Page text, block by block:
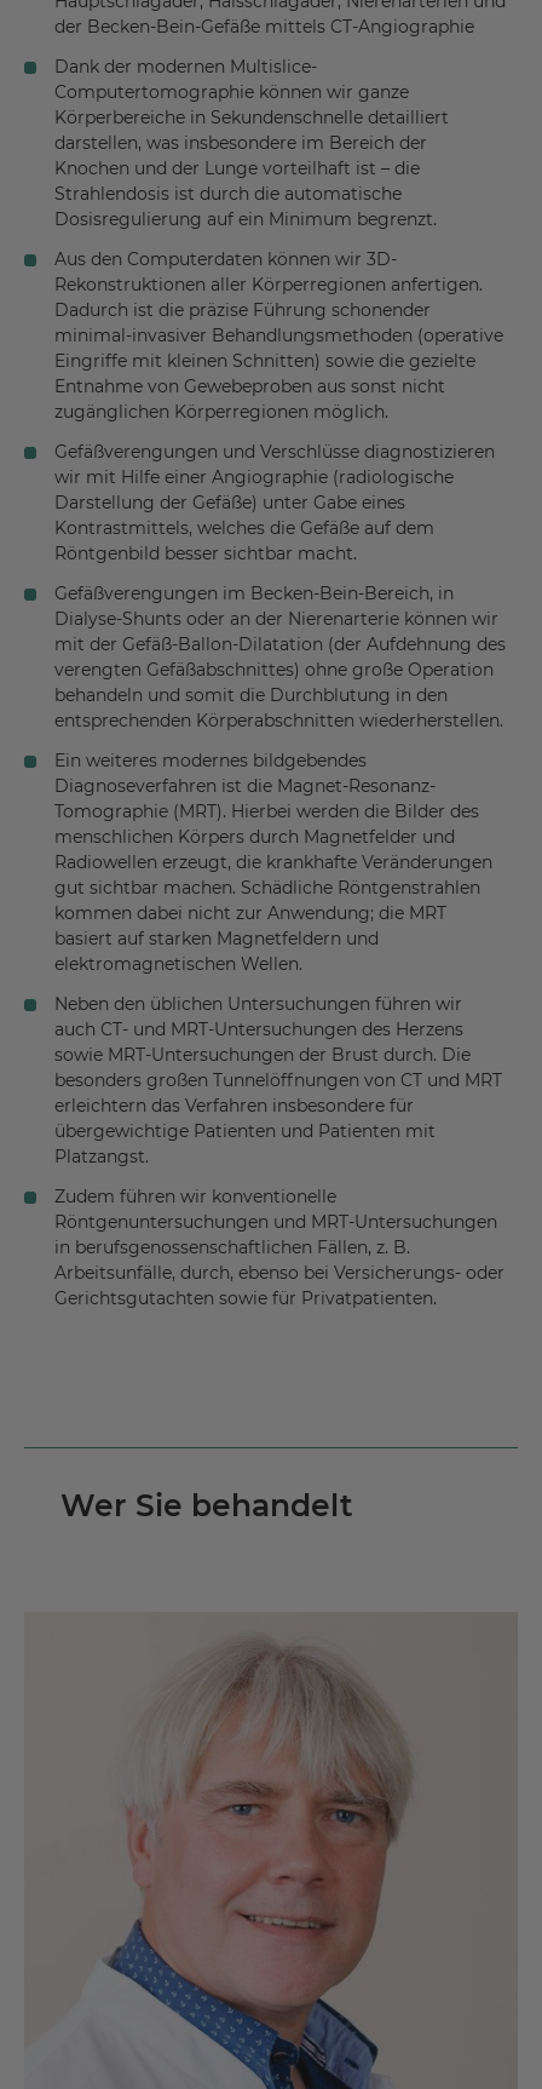
der Becken-Bein-Gefäße mittels CT-Angiographie
Dank der modernen Multislice-
Computertomographie können wir ganze
Körperbereiche in Sekundenschnelle detailliert
darstellen, was insbesondere im Bereich der
Knochen und der Lunge vorteilhaft ist – die
Strahlendosis ist durch die automatische
Dosisregulierung auf ein Minimum begrenzt.
Aus den Computerdaten können wir 3D-
Rekonstruktionen aller Körperregionen anfertigen.
Dadurch ist die präzise Führung schonender
minimal-invasiver Behandlungsmethoden (operative
Eingriffe mit kleinen Schnitten) sowie die gezielte
Entnahme von Gewebeproben aus sonst nicht
zugänglichen Körperregionen möglich.
Gefäßverengungen und Verschlüsse diagnostizieren
wir mit Hilfe einer Angiographie (radiologische
Darstellung der Gefäße) unter Gabe eines
Kontrastmittels, welches die Gefäße auf dem
Röntgenbild besser sichtbar macht.
Gefäßverengungen im Becken-Bein-Bereich, in
Dialyse-Shunts oder an der Nierenarterie können wir
mit der Gefäß-Ballon-Dilatation (der Aufdehnung des
verengten Gefäßabschnittes) ohne große Operation
behandeln und somit die Durchblutung in den
entsprechenden Körperabschnitten wiederherstellen.
Ein weiteres modernes bildgebendes
Diagnoseverfahren ist die Magnet-Resonanz-
Tomographie (MRT). Hierbei werden die Bilder des
menschlichen Körpers durch Magnetfelder und
Radiowellen erzeugt, die krankhafte Veränderungen
gut sichtbar machen. Schädliche Röntgenstrahlen
kommen dabei nicht zur Anwendung; die MRT
basiert auf starken Magnetfeldern und
elektromagnetischen Wellen.
Neben den üblichen Untersuchungen führen wir
auch CT- und MRT-Untersuchungen des Herzens
sowie MRT-Untersuchungen der Brust durch. Die
besonders großen Tunnelöffnungen von CT und MRT
erleichtern das Verfahren insbesondere für
übergewichtige Patienten und Patienten mit
Platzangst.
Zudem führen wir konventionelle
Röntgenuntersuchungen und MRT-Untersuchungen
in berufsgenossenschaftlichen Fällen, z. B.
Arbeitsunfälle, durch, ebenso bei Versicherungs- oder
Gerichtsgutachten sowie für Privatpatienten.
Wer Sie behandelt